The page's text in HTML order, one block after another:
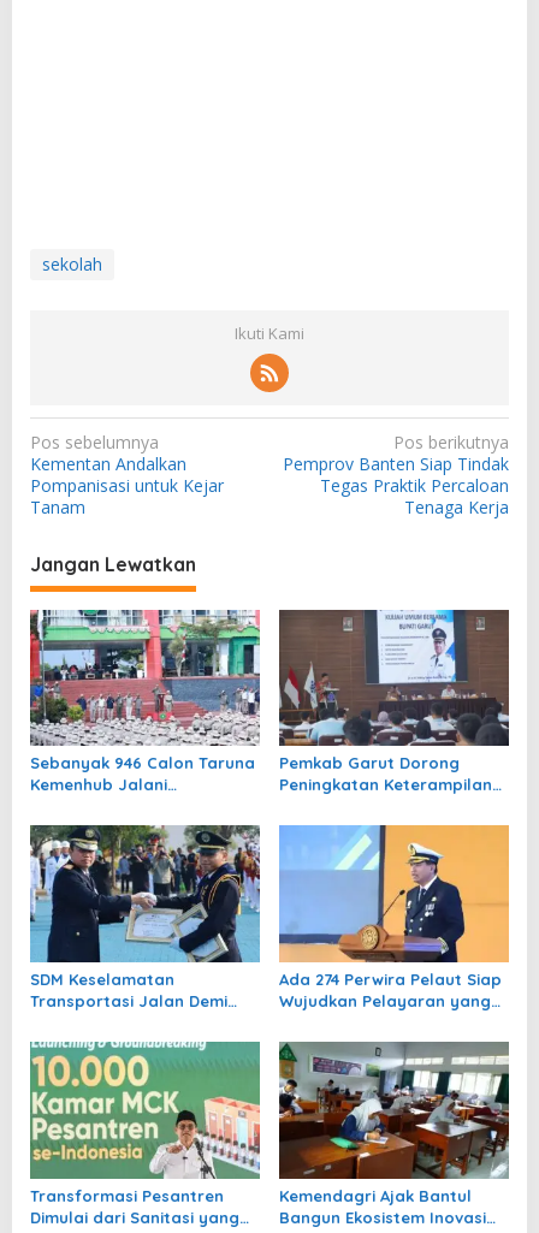
sekolah
Ikuti Kami
N
a
v
g
a
s
i
p
o
s
Pos sebelumnya
Kementan Andalkan
Pompanisasi untuk Kejar
Tanam
Pos berikutnya
Pemprov Banten Siap Tindak
Tegas Praktik Percaloan
Tenaga Kerja
Jangan Lewatkan
Sebanyak 946 Calon Taruna
Kemenhub Jalani
Karakter dan Kedisiplinan
Pemkab Garut Dorong
Peningkatan Keterampilan
SDM Keselamatan
Transportasi Jalan Demi
Diperkuat Kemenhub
Ada 274 Perwira Pelaut Siap
Wujudkan Pelayaran yang
Berdaya Saing Global
Transformasi Pesantren
Dimulai dari Sanitasi yang
Kemendagri Ajak Bantul
Bangun Ekosistem Inovasi